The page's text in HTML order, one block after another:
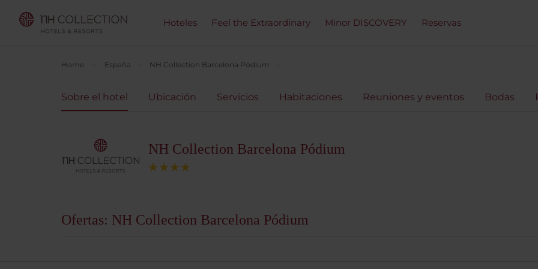
Hoteles Feel the Extraordinary Minor DISCOVERY Reservas
Home España NH Collection Barcelona Pódium
Sobre el hotel Ubicación Servicios Habitaciones Reuniones y eventos Bodas
NH Collection Barcelona Pódium
Ofertas: NH Collection Barcelona Pódium